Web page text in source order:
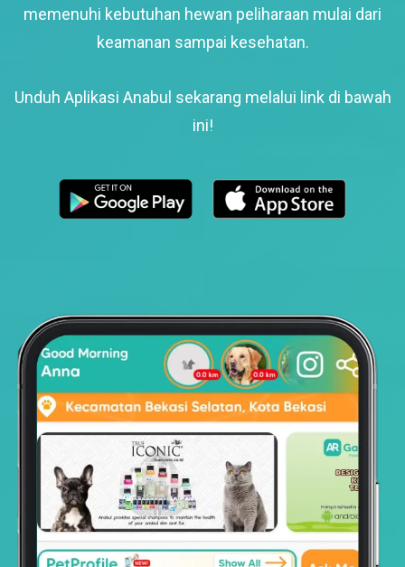
memenuhi kebutuhan hewan peliharaan mulai dari
keamanan sampai kesehatan.
Unduh Aplikasi Anabul sekarang melalui link di bawah
ini!